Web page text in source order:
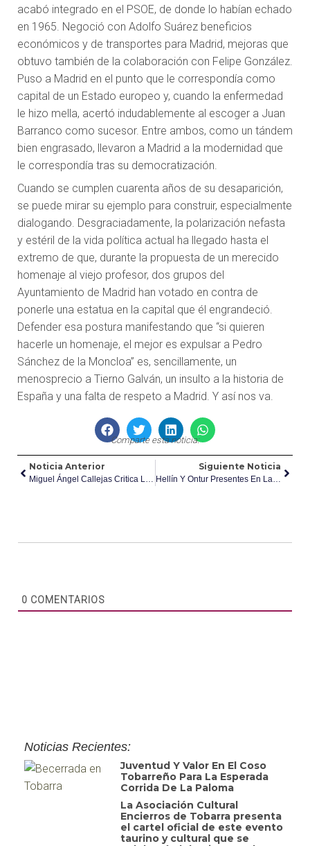
acabó integrado en el PSOE, de donde lo habían echado
en 1965. Negoció con Adolfo Suárez beneficios
económicos y de transportes para Madrid, mejoras que
obtuvo también de la colaboración con Felipe González.
Puso a Madrid en el punto que le correspondía como
capital de un Estado europeo y, cuando la enfermedad
le hizo mella, acertó indudablemente al escoger a Juan
Barranco como sucesor. Entre ambos, como un tándem
bien engrasado, llevaron a Madrid a la modernidad que
le correspondía tras su democratización.
Cuando se cumplen cuarenta años de su desaparición,
se puede mirar su ejemplo para construir, especialmente
dialogando. Desgraciadamente, la polarización nefasta
y estéril de la vida política actual ha llegado hasta el
extremo de que, durante la propuesta de un merecido
homenaje al viejo profesor, dos grupos del
Ayuntamiento de Madrid han votado en contra de
ponerle una estatua en la capital que él engrandeció.
Defender esa postura manifestando que “si quieren
hacerle un homenaje, el mejor es expulsar a Pedro
Sánchez de la Moncloa” es, sencillamente, un
menosprecio a Tierno Galván, un insulto a la historia de
España y una falta de respeto a Madrid. Y así nos va.
Comparte esta noticia:
Noticia Anterior
Miguel Ángel Callejas Critica La Situación De La Piscina Cubierta De Hellín: “Es Insostenible”
Siguiente Noticia
Hellín Y Ontur Presentes En La ‘Ruta Km 0’ 2026
0 COMENTARIOS
Noticias Recientes:
Juventud Y Valor En El Coso
Tobarreño Para La Esperada
Corrida De La Paloma
La Asociación Cultural
Encierros de Tobarra presenta
el cartel oficial de este evento
taurino y cultural que se